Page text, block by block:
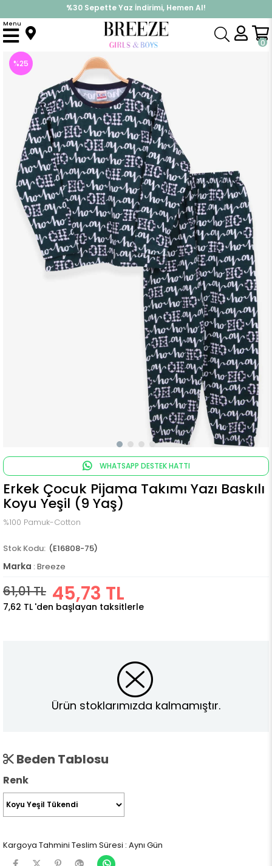
%30 Sepette Yaz İndirimi, Hemen Al!
İndirimlere ek %10 İndirimi Kap, Hemen Üye Ol!
0
Menu
Anasayfa Pijama & İç Giyim ERKEK Pijama Takımı
%25
WHATSAPP DESTEK HATTI
Erkek Çocuk Pijama Takımı Yazı Baskılı
Koyu Yeşil (9 Yaş)
%100 Pamuk-Cotton
(E16808-75)
Marka : Breeze
61,01 TL 45,73 TL
7,62 TL 'den başlayan taksitlerle
Ürün stoklarımızda kalmamıştır.
Beden Tablosu
Renk
Kargoya Tahmini Teslim Süresi : Aynı Gün